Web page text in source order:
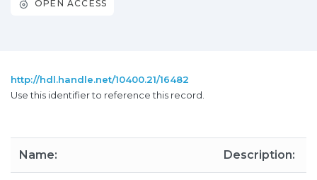
OPEN ACCESS
http://hdl.handle.net/10400.21/16482
Use this identifier to reference this record.
Name: Description: